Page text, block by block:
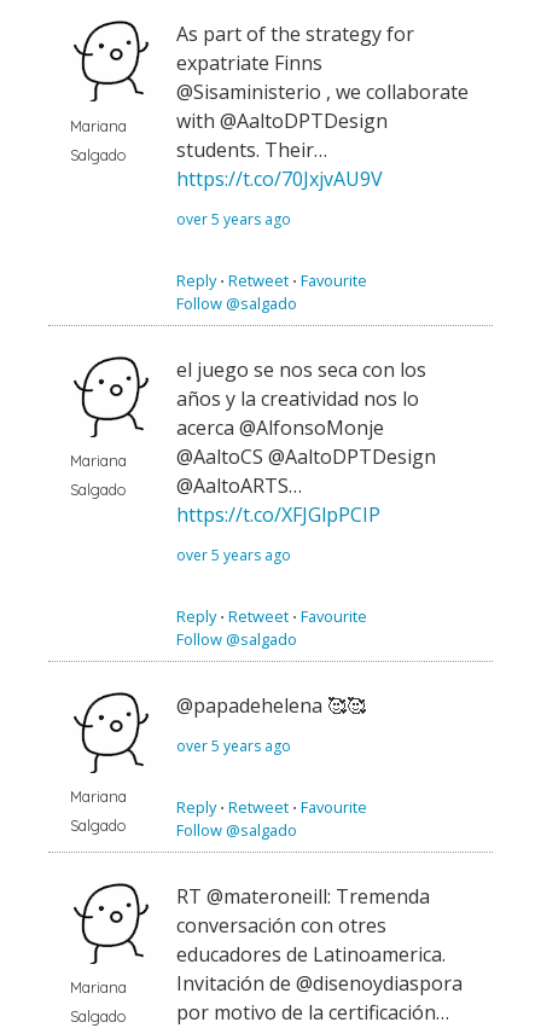
Mariana
Salgado
As part of the strategy for
expatriate Finns
@Sisaministerio , we collaborate
with @AaltoDPTDesign
students. Their…
https://t.co/70JxjvAU9V
over 5 years ago
Reply⋅ Retweet ⋅ Favourite
Follow @salgado
Mariana
Salgado
el juego se nos seca con los
años y la creatividad nos lo
acerca @AlfonsoMonje
@AaltoCS @AaltoDPTDesign
@AaltoARTS…
https://t.co/XFJGlpPCIP
over 5 years ago
Reply⋅ Retweet ⋅ Favourite
Follow @salgado
Mariana
Salgado
@papadehelena 🥰🥰
over 5 years ago
Reply⋅ Retweet ⋅ Favourite
Follow @salgado
Mariana
Salgado
RT @materoneill: Tremenda
conversación con otres
educadores de Latinoamerica.
Invitación de @disenoydiaspora
por motivo de la certificación…